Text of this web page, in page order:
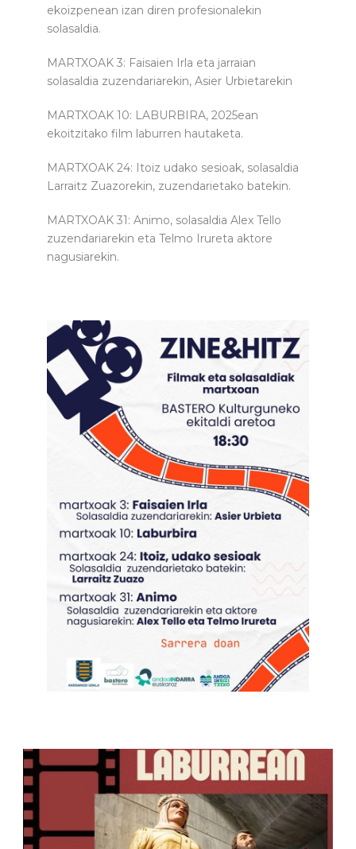
ekoizpenean izan diren profesionalekin
solasaldia.
MARTXOAK 3: Faisaien Irla eta jarraian
solasaldia zuzendariarekin, Asier Urbietarekin
MARTXOAK 10: LABURBIRA, 2025ean
ekoitzitako film laburren hautaketa.
MARTXOAK 24: Itoiz udako sesioak, solasaldia
Larraitz Zuazorekin, zuzendarietako batekin.
MARTXOAK 31: Animo, solasaldia Alex Tello
zuzendariarekin eta Telmo Irureta aktore
nagusiarekin.